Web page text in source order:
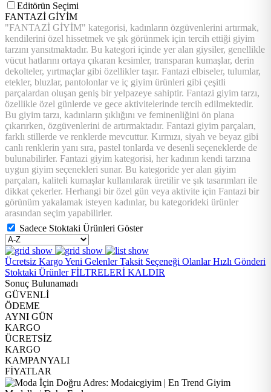
Editörün Seçimi
FANTAZİ GİYİM
"FANTAZİ GİYİM" kategorisi, kadınların özgüvenlerini artırmak,
kendilerini özel hissetmek ve şık görünmek için tercih ettiği giyim
tarzını yansıtmaktadır. Bu kategori içinde yer alan giysiler, genellikle
vücut hatlarını ortaya çıkaran kesimler, transparan kumaşlar, derin
dekolteler, yırtmaçlar gibi özellikler taşır. Fantazi elbiseler, tulumlar,
etekler, bluzlar, pantolonlar ve iç giyim ürünleri gibi çeşitli
parçalardan oluşan geniş bir yelpazeye sahiptir. Fantazi giyim tarzı,
özellikle özel günlerde ve gece aktivitelerinde tercih edilmektedir.
Bu giyim tarzı, kadınların şıklığını ve feminenliğini ön plana
çıkarırken, özgüvenlerini de artırmaktadır. Fantazi giyim parçaları,
farklı stillerde ve renklerde mevcuttur. Kırmızı, siyah ve beyaz gibi
canlı renklerin yanı sıra, pastel tonlarda ve desenli seçeneklerde de
bulunabilirler. Fantazi giyim kategorisi, her kadının kendi tarzına
uygun giyim seçenekleri sunar. Bu kategoride yer alan giyim
parçaları, kaliteli kumaşlar kullanılarak üretilir ve şık tasarımları ile
dikkat çekerler. Herhangi bir özel gün veya aktivite için Fantazi bir
görünüm yakalamak isteyen kadınlar, bu kategorideki ürünler
arasından seçim yapabilirler.
Sadece Stoktaki Ürünleri Göster
Ücretsiz KargoYeni GelenlerTaksit Seçeneği OlanlarHızlı Gönderi
Stoktaki ÜrünlerFİLTRELERİ KALDIR
Sonuç Bulunamadı
GÜVENLİ
ÖDEME
AYNI GÜN
KARGO
ÜCRETSİZ
KARGO
KAMPANYALI
FİYATLAR